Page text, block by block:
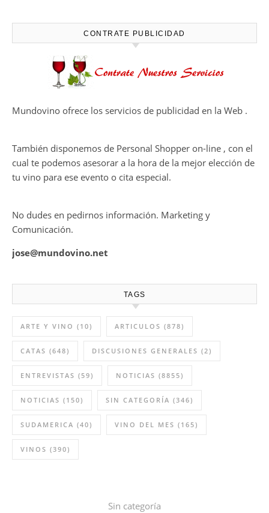
CONTRATE PUBLICIDAD
Mundovino ofrece los servicios de publicidad en la Web .
También disponemos de Personal Shopper on-line , con el
cual te podemos asesorar a la hora de la mejor elección de
tu vino para ese evento o cita especial.
No dudes en pedirnos información. Marketing y
Comunicación.
jose@mundovino.net
TAGS
ARTE Y VINO (10) ARTICULOS (878)
CATAS (648) DISCUSIONES GENERALES (2)
ENTREVISTAS (59) NOTICIAS (8855)
NOTICIAS (150) SIN CATEGORÍA (346)
SUDAMERICA (40) VINO DEL MES (165)
VINOS (390)
Sin categoría